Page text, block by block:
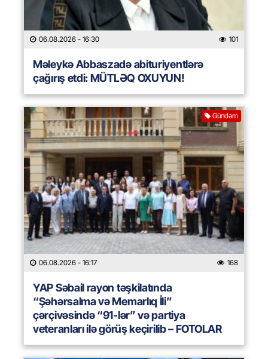
06.08.2026 - 16:30 101
Məleykə Abbaszadə abituriyentlərə
çağırış etdi: MÜTLƏQ OXUYUN!
Gündəm
06.08.2026 - 16:17 168
YAP Səbail rayon təşkilatında
“Şəhərsalma və Memarlıq İli”
çərçivəsində “91-lər” və partiya
veteranları ilə görüş keçirilib – FOTOLAR